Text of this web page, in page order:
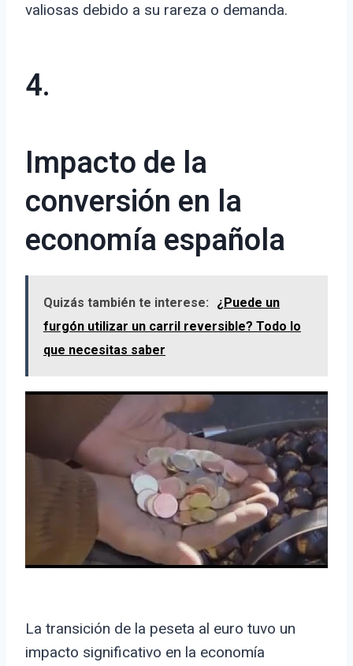
valiosas debido a su rareza o demanda.
4.
Impacto de la
conversión en la
economía española
Quizás también te interese:
¿Puede un
furgón utilizar un carril reversible? Todo lo
que necesitas saber
La transición de la peseta al euro tuvo un
impacto significativo en la economía